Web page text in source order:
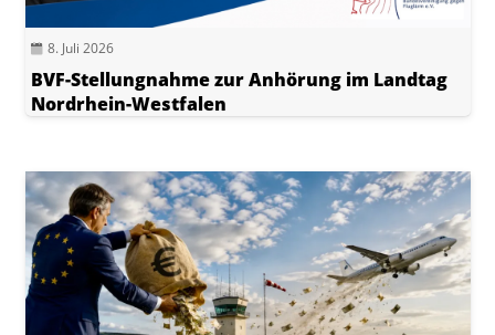
8. Juli 2026
BVF-Stellungnahme zur Anhörung im Landtag
Nordrhein-Westfalen